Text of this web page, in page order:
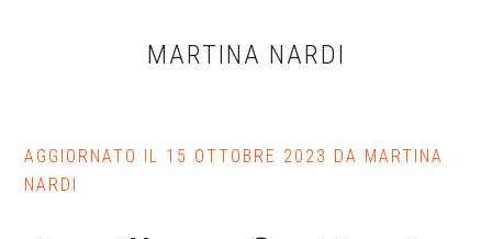
MARTINA NARDI
AGGIORNATO IL 15 OTTOBRE 2023 DA MARTINA
NARDI